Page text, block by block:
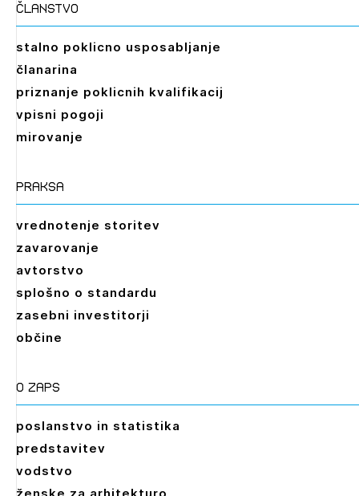
dostopate, se je potrebno prijaviti.
PRIJAVITE SE
članstvo
stalno poklicno usposabljanje
članarina
priznanje poklicnih kvalifikacij
vpisni pogoji
mirovanje
praksa
vrednotenje storitev
zavarovanje
avtorstvo
splošno o standardu
zasebni investitorji
občine
O zaps
poslanstvo in statistika
predstavitev
vodstvo